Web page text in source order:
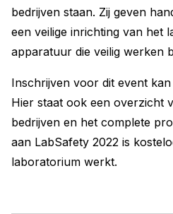
bedrijven staan. Zij geven
een veilige inrichting van het
apparatuur die veilig werken
Inschrijven voor dit event
Hier staat ook een overzicht
bedrijven en het complete
aan LabSafety 2022 is
laboratorium werkt.